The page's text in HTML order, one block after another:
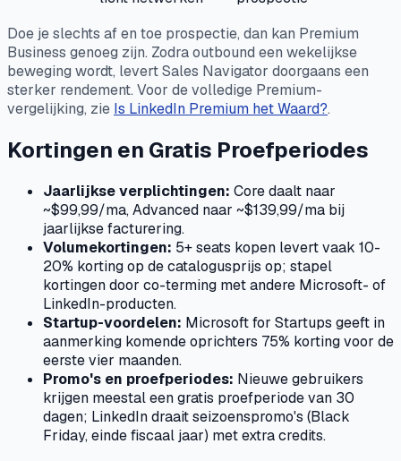
Doe je slechts af en toe prospectie, dan kan Premium
Business genoeg zijn. Zodra outbound een wekelijkse
beweging wordt, levert Sales Navigator doorgaans een
sterker rendement. Voor de volledige Premium-
vergelijking, zie Is LinkedIn Premium het Waard?.
Kortingen en Gratis Proefperiodes
Jaarlijkse verplichtingen: Core daalt naar
~$99,99/ma, Advanced naar ~$139,99/ma bij
jaarlijkse facturering.
Volumekortingen: 5+ seats kopen levert vaak 10-
20% korting op de catalogusprijs op; stapel
kortingen door co-terming met andere Microsoft- of
LinkedIn-producten.
Startup-voordelen: Microsoft for Startups geeft in
aanmerking komende oprichters 75% korting voor de
eerste vier maanden.
Promo's en proefperiodes: Nieuwe gebruikers
krijgen meestal een gratis proefperiode van 30
dagen; LinkedIn draait seizoenspromo's (Black
Friday, einde fiscaal jaar) met extra credits.